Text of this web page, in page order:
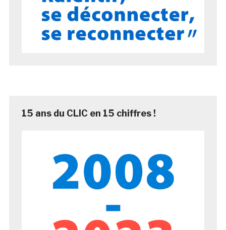
15 ans du CLIC en 15 chiffres !